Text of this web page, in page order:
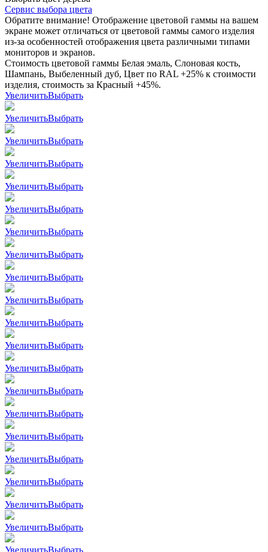
Сервис выбора цвета
Обратите внимание! Отображение цветовой гаммы на вашем
экране может отличаться от цветовой гаммы самого изделия
из-за особенностей отображения цвета различными типами
мониторов и экранов.
Стоимость цветовой гаммы Белая эмаль, Слоновая кость,
Шампань, Выбеленный дуб, Цвет по RAL +25% к стоимости
изделия, стоимость за Красный +45%.
УвеличитьВыбрать
УвеличитьВыбрать
УвеличитьВыбрать
УвеличитьВыбрать
УвеличитьВыбрать
УвеличитьВыбрать
УвеличитьВыбрать
УвеличитьВыбрать
УвеличитьВыбрать
УвеличитьВыбрать
УвеличитьВыбрать
УвеличитьВыбрать
УвеличитьВыбрать
УвеличитьВыбрать
УвеличитьВыбрать
УвеличитьВыбрать
УвеличитьВыбрать
УвеличитьВыбрать
УвеличитьВыбрать
УвеличитьВыбрать